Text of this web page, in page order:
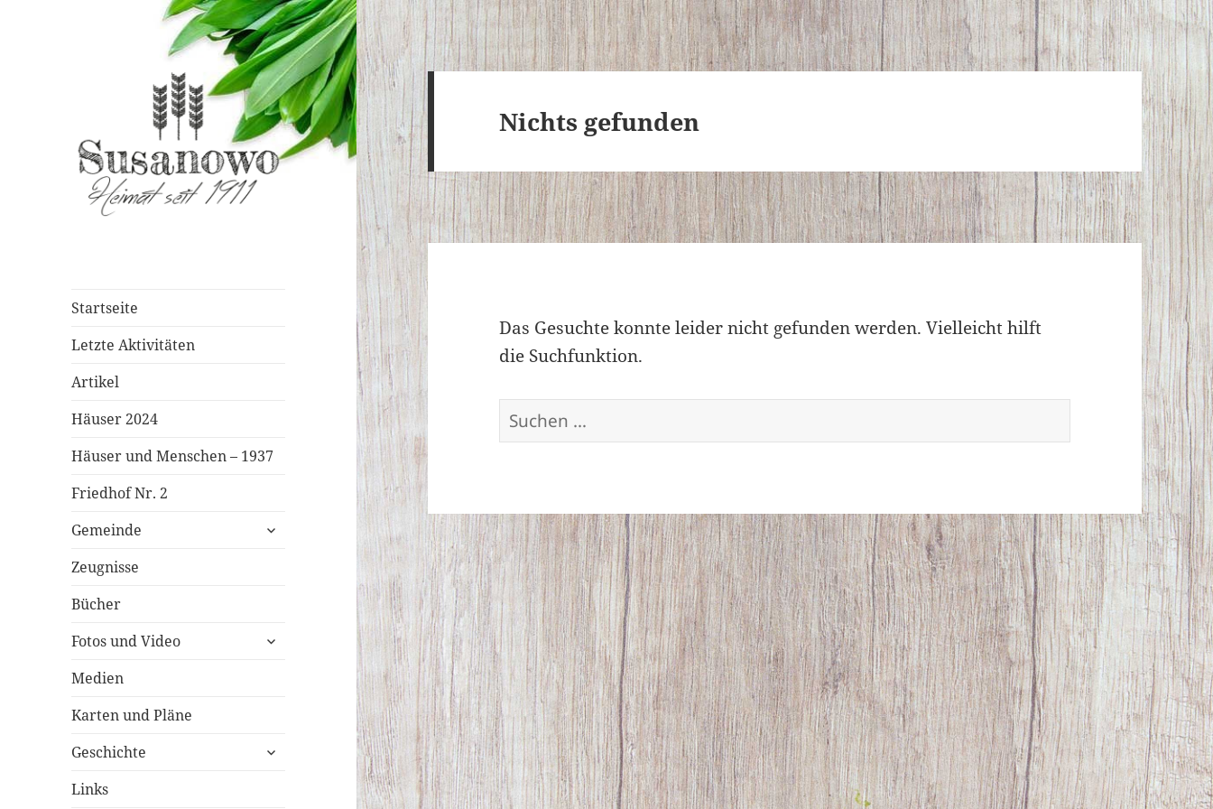
Startseite
Letzte Aktivitäten
Artikel
Häuser 2024
Häuser und Menschen – 1937
Friedhof Nr. 2
Gemeinde
untermenü
Zeugnisse
Bücher
Fotos und Video
untermenü
Medien
Karten und Pläne
Geschichte
untermenü
Links
Nichts gefunden
Das Gesuchte konnte leider nicht gefunden werden. Vielleicht hilft
die Suchfunktion.
Suchen
nach: